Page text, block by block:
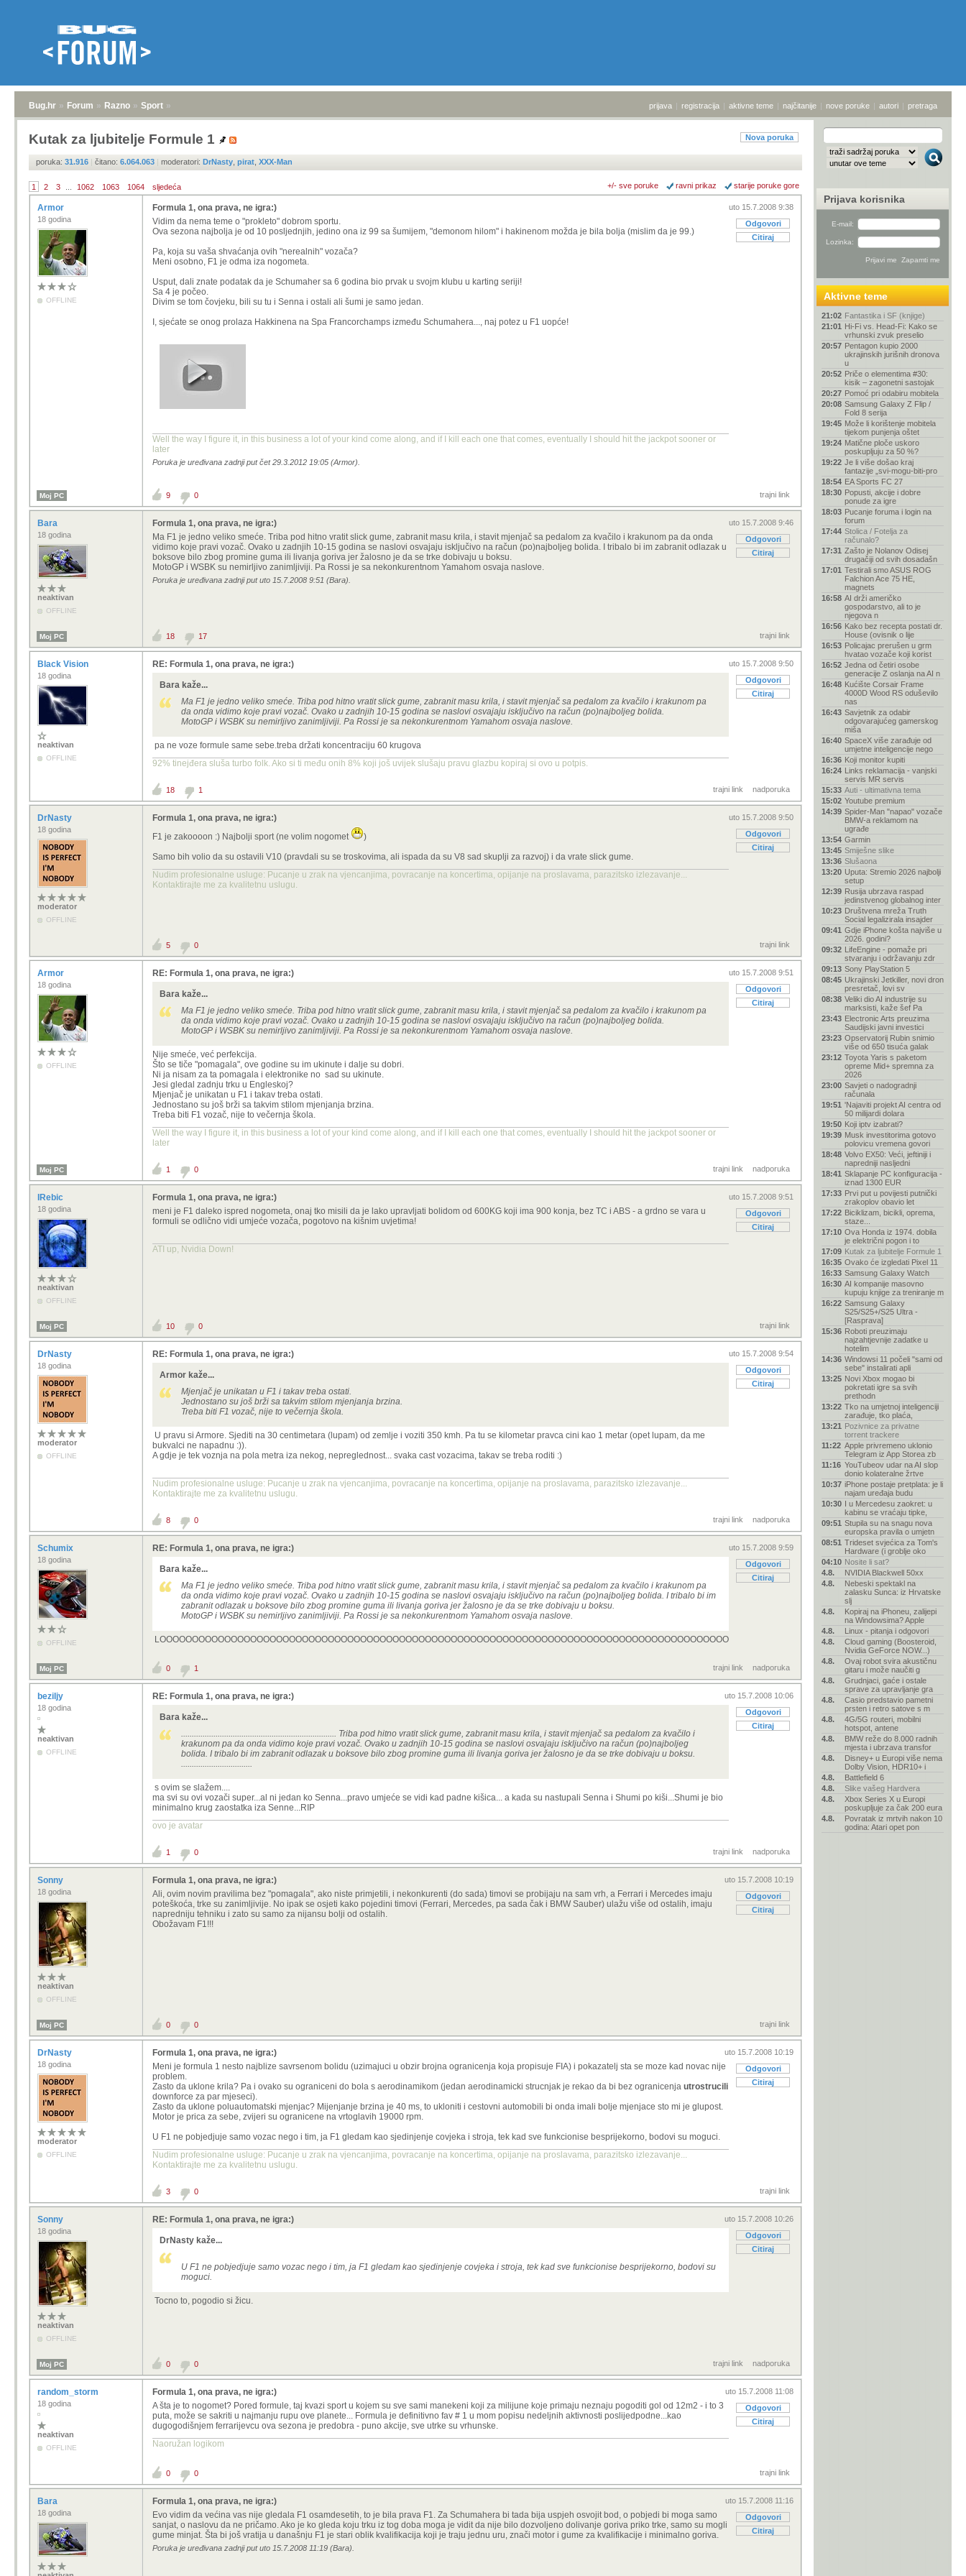
Bug.hr » Forum » Razno » Sport » prijava | registracija | aktivne teme | najčitanije | nove poruke | autori | pretraga
Nova poruka
Kutak za ljubitelje Formule 1
poruka: 31.916 | čitano: 6.064.063 | moderatori: DrNasty pirat XXX-Man
1 2 3 1062 1063 1064 sljedeća +/- sve poruke ravni prikaz starije poruke gore
Armor
18 godina
OFFLINE
uto 15.7.2008 9:38
Odgovori
Citiraj
Formula 1, ona prava, ne igra:)
Vidim da nema teme o "prokleto" dobrom sportu.
Ova sezona najbolja je od 10 posljednjih, jedino ona iz 99 sa šumijem, "demonom hilom" i hakinenom možda je bila bolja (mislim da je 99.)
Pa, koja su vaša shvaćanja ovih "nerealnih" vozača?
Meni osobno, F1 je odma iza nogometa.
Usput, dali znate podatak da je Schumaher sa 6 godina bio prvak u svojm klubu u karting seriji!
Sa 4 je počeo.
Divim se tom čovjeku, bili su tu i Senna i ostali ali šumi je samo jedan.
I, sjećate se onog prolaza Hakkinena na Spa Francorchamps između Schumahera..., naj potez u F1 uopće!
Well the way I figure it, in this business a lot of your kind come along, and if I kill each one that comes, eventually I should hit the jackpot sooner or
later
Poruka je uređivana zadnji put čet 29.3.2012 19:05 (Armor).
Moj PC trajni link
9 0
Bara
18 godina
neaktivan
OFFLINE
uto 15.7.2008 9:46
Odgovori
Citiraj
Formula 1, ona prava, ne igra:)
Ma F1 je jedno veliko smeće. Triba pod hitno vratit slick gume, zabranit masu krila, i stavit mjenjač sa pedalom za kvačilo i krakunom pa da onda
vidimo koje pravi vozač. Ovako u zadnjih 10-15 godina se naslovi osvajaju isključivo na račun (po)najboljeg bolida. I tribalo bi im zabranit odlazak u
boksove bilo zbog promine guma ili livanja goriva jer žalosno je da se trke dobivaju u boksu.
MotoGP i WSBK su nemirljivo zanimljiviji. Pa Rossi je sa nekonkurentnom Yamahom osvaja naslove.
Poruka je uređivana zadnji put uto 15.7.2008 9:51 (Bara).
Moj PC trajni link
18 17
Black Vision
18 godina
neaktivan
OFFLINE
uto 15.7.2008 9:50
Odgovori
Citiraj
RE: Formula 1, ona prava, ne igra:)
Bara kaže...
Ma F1 je jedno veliko smeće. Triba pod hitno vratit slick gume, zabranit masu krila, i stavit mjenjač sa pedalom za kvačilo i krakunom pa
da onda vidimo koje pravi vozač. Ovako u zadnjih 10-15 godina se naslovi osvajaju isključivo na račun (po)najboljeg bolida.
MotoGP i WSBK su nemirljivo zanimljiviji. Pa Rossi je sa nekonkurentnom Yamahom osvaja naslove.
pa ne voze formule same sebe.treba držati koncentraciju 60 krugova
92% tinejđera sluša turbo folk. Ako si ti među onih 8% koji još uvijek slušaju pravu glazbu kopiraj si ovo u potpis.
trajni link nadporuka
18 1
DrNasty
18 godina
moderator
OFFLINE
uto 15.7.2008 9:50
Odgovori
Citiraj
Formula 1, ona prava, ne igra:)
F1 je zakoooon :) Najbolji sport (ne volim nogomet
)
Samo bih volio da su ostavili V10 (pravdali su se troskovima, ali ispada da su V8 sad skuplji za razvoj) i da vrate slick gume.
Nudim profesionalne usluge: Pucanje u zrak na vjencanjima, povracanje na koncertima, opijanje na proslavama, parazitsko izlezavanje...
Kontaktirajte me za kvalitetnu uslugu.
trajni link
5 0
Armor
18 godina
OFFLINE
uto 15.7.2008 9:51
Odgovori
Citiraj
RE: Formula 1, ona prava, ne igra:)
Bara kaže...
Ma F1 je jedno veliko smeće. Triba pod hitno vratit slick gume, zabranit masu krila, i stavit mjenjač sa pedalom za kvačilo i krakunom pa
da onda vidimo koje pravi vozač. Ovako u zadnjih 10-15 godina se naslovi osvajaju isključivo na račun (po)najboljeg bolida.
MotoGP i WSBK su nemirljivo zanimljiviji. Pa Rossi je sa nekonkurentnom Yamahom osvaja naslove.
Nije smeće, već perfekcija.
Što se tiče "pomagala", ove godine su im ukinute i dalje su dobri.
Ni ja nisam za ta pomagala i elektronike no sad su ukinute.
Jesi gledal zadnju trku u Engleskoj?
Mjenjač je unikatan u F1 i takav treba ostati.
Jednostano su još brži sa takvim stilom mjenjanja brzina.
Treba biti F1 vozač, nije to večernja škola.
Well the way I figure it, in this business a lot of your kind come along, and if I kill each one that comes, eventually I should hit the jackpot sooner or
later
Moj PC trajni link nadporuka
1 0
IRebic
18 godina
neaktivan
OFFLINE
uto 15.7.2008 9:51
Odgovori
Citiraj
Formula 1, ona prava, ne igra:)
meni je F1 daleko ispred nogometa, onaj tko misili da je lako upravljati bolidom od 600KG koji ima 900 konja, bez TC i ABS - a grdno se vara u
formuli se odlično vidi umjeće vozača, pogotovo na kišnim uvjetima!
ATI up, Nvidia Down!
Moj PC trajni link
10 0
DrNasty
18 godina
moderator
OFFLINE
uto 15.7.2008 9:54
Odgovori
Citiraj
RE: Formula 1, ona prava, ne igra:)
Armor kaže...
Mjenjač je unikatan u F1 i takav treba ostati.
Jednostano su još brži sa takvim stilom mjenjanja brzina.
Treba biti F1 vozač, nije to večernja škola.
U pravu si Armore. Sjediti na 30 centimetara (lupam) od zemlje i voziti 350 kmh. Pa tu se kilometar pravca cini kao 1 metar (opet lupam, da me
bukvalci ne napadnu :)).
A gdje je tek voznja na pola metra iza nekog, nepreglednost... svaka cast vozacima, takav se treba roditi :)
Nudim profesionalne usluge: Pucanje u zrak na vjencanjima, povracanje na koncertima, opijanje na proslavama, parazitsko izlezavanje...
Kontaktirajte me za kvalitetnu uslugu.
trajni link nadporuka
8 0
Schumix
18 godina
OFFLINE
uto 15.7.2008 9:59
Odgovori
Citiraj
RE: Formula 1, ona prava, ne igra:)
Bara kaže...
Ma F1 je jedno veliko smeće. Triba pod hitno vratit slick gume, zabranit masu krila, i stavit mjenjač sa pedalom za kvačilo i krakunom pa
da onda vidimo koje pravi vozač. Ovako u zadnjih 10-15 godina se naslovi osvajaju isključivo na račun (po)najboljeg bolida. I tribalo bi im
zabranit odlazak u boksove bilo zbog promine guma ili livanja goriva jer žalosno je da se trke dobivaju u boksu.
MotoGP i WSBK su nemirljivo zanimljiviji. Pa Rossi je sa nekonkurentnom Yamahom osvaja naslove.
LOOOOOOOOOOOOOOOOOOOOOOOOOOOOOOOOOOOOOOOOOOOOOOOOOOOOOOOOOOOOOOOOOOOOOOOOOOOOOOOOOOOOOOOOOOOOOOOOOOOL
Moj PC trajni link nadporuka
0 1
beziljy
18 godina
neaktivan
OFFLINE
uto 15.7.2008 10:06
Odgovori
Citiraj
RE: Formula 1, ona prava, ne igra:)
Bara kaže...
........................................................................ Triba pod hitno vratit slick gume, zabranit masu krila, i stavit mjenjač sa pedalom za kvačilo i
krakunom pa da onda vidimo koje pravi vozač. Ovako u zadnjih 10-15 godina se naslovi osvajaju isključivo na račun (po)najboljeg
bolida. I tribalo bi im zabranit odlazak u boksove bilo zbog promine guma ili livanja goriva jer žalosno je da se trke dobivaju u boksu.
.................................
s ovim se slažem....
ma svi su ovi vozači super...al ni jedan ko Senna...pravo umjeće se vidi kad padne kišica... a kada su nastupali Senna i Shumi po kiši...Shumi je bio
minimalno krug zaostatka iza Senne...RIP
ovo je avatar
trajni link nadporuka
1 0
Sonny
18 godina
neaktivan
OFFLINE
uto 15.7.2008 10:19
Odgovori
Citiraj
Formula 1, ona prava, ne igra:)
Ali, ovim novim pravilima bez "pomagala", ako niste primjetili, i nekonkurenti (do sada) timovi se probijaju na sam vrh, a Ferrari i Mercedes imaju
poteškoća, trke su zanimljivije. No ipak se osjeti kako pojedini timovi (Ferrari, Mercedes, pa sada čak i BMW Sauber) ulažu više od ostalih, imaju
napredniju tehniku i zato su samo za nijansu bolji od ostalih.
Obožavam F1!!!
Moj PC trajni link
0 0
DrNasty
18 godina
moderator
OFFLINE
uto 15.7.2008 10:19
Odgovori
Citiraj
Formula 1, ona prava, ne igra:)
Meni je formula 1 nesto najblize savrsenom bolidu (uzimajuci u obzir brojna ogranicenja koja propisuje FIA) i pokazatelj sta se moze kad novac nije
problem.
Zasto da uklone krila? Pa i ovako su ograniceni do bola s aerodinamikom (jedan aerodinamicki strucnjak je rekao da bi bez ogranicenja utrostrucili
downforce za par mjeseci).
Zasto da uklone poluautomatski mjenjac? Mijenjanje brzina je 40 ms, to ukloniti i cestovni automobili bi onda imali bolje mjenjace sto mi je glupost.
Motor je prica za sebe, zvijeri su ogranicene na vrtoglavih 19000 rpm.
U F1 ne pobjedjuje samo vozac nego i tim, ja F1 gledam kao sjedinjenje covjeka i stroja, tek kad sve funkcionise besprijekorno, bodovi su moguci.
Nudim profesionalne usluge: Pucanje u zrak na vjencanjima, povracanje na koncertima, opijanje na proslavama, parazitsko izlezavanje...
Kontaktirajte me za kvalitetnu uslugu.
trajni link
3 0
Sonny
18 godina
neaktivan
OFFLINE
uto 15.7.2008 10:26
Odgovori
Citiraj
RE: Formula 1, ona prava, ne igra:)
DrNasty kaže...
U F1 ne pobjedjuje samo vozac nego i tim, ja F1 gledam kao sjedinjenje covjeka i stroja, tek kad sve funkcionise besprijekorno, bodovi su
moguci.
Tocno to, pogodio si žicu.
Moj PC trajni link nadporuka
0 0
random_storm
18 godina
neaktivan
OFFLINE
uto 15.7.2008 11:08
Odgovori
Citiraj
Formula 1, ona prava, ne igra:)
A šta je to nogomet? Pored formule, taj kvazi sport u kojem su sve sami manekeni koji za milijune koje primaju neznaju pogoditi gol od 12m2 - i to 3
puta, može se sakriti u najmanju rupu ove planete... Formula je definitivno fav # 1 u mom popisu nedeljnih aktivnosti poslijedpodne...kao
dugogodišnjem ferrarijevcu ova sezona je predobra - puno akcije, sve utrke su vrhunske.
Naoružan logikom
trajni link
0 0
Bara
18 godina
uto 15.7.2008 11:16
Odgovori
Citiraj
Formula 1, ona prava, ne igra:)
Evo vidim da većina vas nije gledala F1 osamdesetih, to je bila prava F1. Za Schumahera bi tada bija uspjeh osvojit bod, o pobjedi bi moga samo
sanjat, o naslovu da ne pričamo. Ako je ko gleda koju trku iz tog doba moga je vidit da nije bilo dozvoljeno dolivanje goriva priko trke, samo su mogli
gume minjat. Šta bi još vratija u današnju F1 je stari oblik kvalifikacija koji je traju jednu uru, znači motor i gume za kvalifikacije i minimalno goriva.
Poruka je uređivana zadnji put uto 15.7.2008 11:19 (Bara).
Prijava korisnika
E-mail:
Lozinka:
Aktivne teme
21:02 Fantastika i SF (knjige)
21:01 Hi-Fi vs. Head-Fi: Kako se
vrhunski zvuk preselio
20:57 Pentagon kupio 2000
ukrajinskih jurišnih dronova
u
20:52 Priče o elementima #30:
kisik – zagonetni sastojak
20:27 Pomoć pri odabiru mobitela
20:08 Samsung Galaxy Z Flip /
Fold 8 serija
19:45 Može li korištenje mobitela
tijekom punjenja oštet
19:24 Matične ploče uskoro
poskupljuju za 50 %?
19:22 Je li više došao kraj
fantazije „svi-mogu-biti-pro
18:54 EA Sports FC 27
18:30 Popusti, akcije i dobre
ponude za igre
18:03 Pucanje foruma i login na
forum
17:44 Stolica / Fotelja za
računalo?
17:31 Zašto je Nolanov Odisej
drugačiji od svih dosadašn
17:01 Testirali smo ASUS ROG
Falchion Ace 75 HE,
magnets
16:58 AI drži američko
gospodarstvo, ali to je
njegova n
16:56 Kako bez recepta postati dr.
House (ovisnik o lije
16:53 Policajac prerušen u grm
hvatao vozače koji korist
16:52 Jedna od četiri osobe
generacije Z oslanja na AI n
16:48 Kućište Corsair Frame
4000D Wood RS oduševilo
nas
16:43 Savjetnik za odabir
odgovarajućeg gamerskog
miša
16:40 SpaceX više zarađuje od
umjetne inteligencije nego
16:36 Koji monitor kupiti
16:24 Links reklamacija - vanjski
servis MR servis
15:33 Auti - ultimativna tema
15:02 Youtube premium
14:39 Spider-Man "napao" vozače
BMW-a reklamom na
ugrađe
13:54 Garmin
13:45 Smiješne slike
13:36 Slušaona
13:20 Uputa: Stremio 2026 najbolji
setup
12:39 Rusija ubrzava raspad
jedinstvenog globalnog inter
10:23 Društvena mreža Truth
Social legalizirala insajder
09:41 Gdje iPhone košta najviše u
2026. godini?
09:32 LifeEngine - pomaže pri
stvaranju i održavanju zdr
09:13 Sony PlayStation 5
08:45 Ukrajinski Jetkiller, novi dron
presretač, lovi sv
08:38 Veliki dio AI industrije su
marksisti, kaže šef Pa
23:43 Electronic Arts preuzima
Saudijski javni investici
23:23 Opservatorij Rubin snimio
više od 650 tisuća galak
23:12 Toyota Yaris s paketom
opreme Mid+ spremna za
2026
23:00 Savjeti o nadogradnji
računala
19:51 'Najaviti projekt AI centra od
50 milijardi dolara
19:50 Koji iptv izabrati?
19:39 Musk investitorima gotovo
polovicu vremena govori
18:48 Volvo EX50: Veći, jeftiniji i
napredniji nasljedni
18:41 Sklapanje PC konfiguracija -
iznad 1300 EUR
17:33 Prvi put u povijesti putnički
zrakoplov obavio let
17:22 Biciklizam, bicikli, oprema,
staze...
17:10 Ova Honda iz 1974. dobila
je električni pogon i to
17:09 Kutak za ljubitelje Formule 1
16:35 Ovako će izgledati Pixel 11
16:33 Samsung Galaxy Watch
16:30 AI kompanije masovno
kupuju knjige za treniranje m
16:22 Samsung Galaxy
S25/S25+/S25 Ultra -
[Rasprava]
15:36 Roboti preuzimaju
najzahtjevnije zadatke u
hotelim
14:36 Windowsi 11 počeli "sami od
sebe" instalirati apli
13:25 Novi Xbox mogao bi
pokretati igre sa svih
prethodn
13:22 Tko na umjetnoj inteligenciji
zarađuje, tko plaća,
13:21 Pozivnice za privatne
torrent trackere
11:22 Apple privremeno uklonio
Telegram iz App Storea zb
11:16 YouTubeov udar na AI slop
donio kolateralne žrtve
10:37 iPhone postaje pretplata: je li
najam uređaja budu
10:30 I u Mercedesu zaokret: u
kabinu se vraćaju tipke,
09:51 Stupila su na snagu nova
europska pravila o umjetn
08:51 Trideset svjećica za Tom's
Hardware (i groblje oko
04:10 Nosite li sat?
4.8.
NVIDIA Blackwell 50xx
4.8.
Nebeski spektakl na
zalasku Sunca: iz Hrvatske
slj
4.8.
Kopiraj na iPhoneu, zalijepi
na Windowsima? Apple
4.8.
Linux - pitanja i odgovori
4.8.
Cloud gaming (Boosteroid,
Nvidia GeForce NOW...)
4.8.
Ovaj robot svira akustičnu
gitaru i može naučiti g
4.8.
Grudnjaci, gaće i ostale
sprave za upravljanje gra
4.8.
Casio predstavio pametni
prsten i retro satove s m
4.8.
4G/5G routeri, mobilni
hotspot, antene
4.8.
BMW reže do 8.000 radnih
mjesta i ubrzava transfor
4.8.
Disney+ u Europi više nema
Dolby Vision, HDR10+ i
4.8.
Battlefield 6
4.8.
Slike vašeg Hardvera
4.8.
Xbox Series X u Europi
poskupljuje za čak 200 eura
4.8.
Povratak iz mrtvih nakon 10
godina: Atari opet pon